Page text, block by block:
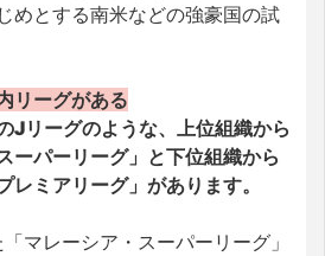
めとする南米などの強豪国の試
リーグがある
Jリーグのような、上位組織から
ーパーリーグ」と下位組織から
レミアリーグ」があります。
マレーシア・スーパーリーグ」